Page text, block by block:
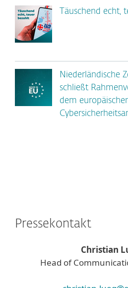
Täuschend echt,
Niederländische
schließt
dem
Pressekontakt
Christian
Head of